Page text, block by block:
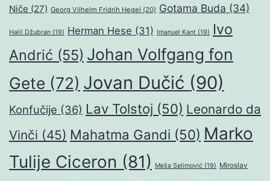
Niče (27) Georg Vilhelm Fridrih Hegel (20) Gotama Buda (34)
Halil Džubran (19) Herman Hese (31) Imanuel Kant (19)
Ivo
Andrić (55) Johan Volfgang fon
Gete (72) Jovan Dučić (90)
Konfučije (36) Lav Tolstoj (50) Leonardo da
Vinči (45) Mahatma Gandi (50) Marko
Tulije Ciceron (81) Meša Selimović (19) Miroslav